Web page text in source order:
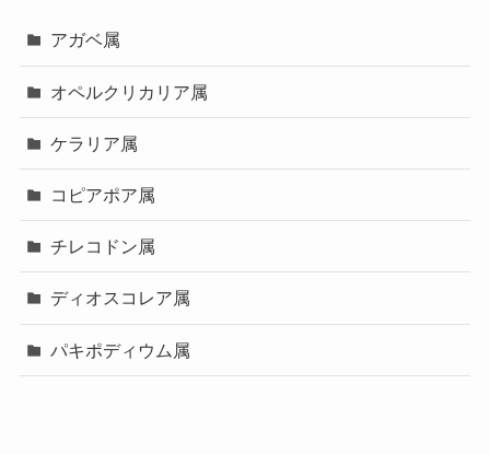
アガベ属
オペルクリカリア属
ケラリア属
コピアポア属
チレコドン属
ディオスコレア属
パキポディウム属